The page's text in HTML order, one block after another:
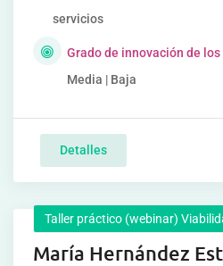
servicios
Grado de innovación de
Media | Baja
Detalles
Taller práctico (webinar)
María Hernández